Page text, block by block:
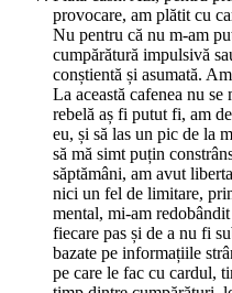
provocare, am plătit cu
Nu pentru că nu m-am
cumpărătură impulsivă
conștientă și asumată.
La această cafenea nu
rebelă aș fi putut fi, am
eu, și să las un pic de la
să mă simt puțin
săptămâni, am avut
nici un fel de limitare,
mental, mi-am
fiecare pas și de a nu fi
bazate pe informațiile
pe care le fac cu cardul,